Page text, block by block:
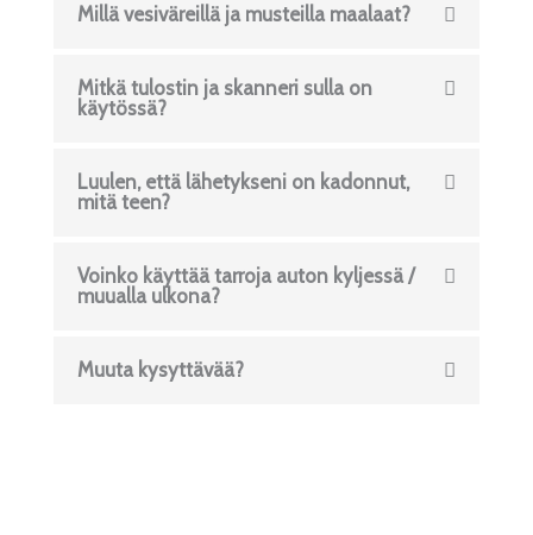
Millä vesiväreillä ja musteilla maalaat?
Mitkä tulostin ja skanneri sulla on
käytössä?
Luulen, että lähetykseni on kadonnut,
mitä teen?
Voinko käyttää tarroja auton kyljessä /
muualla ulkona?
Muuta kysyttävää?